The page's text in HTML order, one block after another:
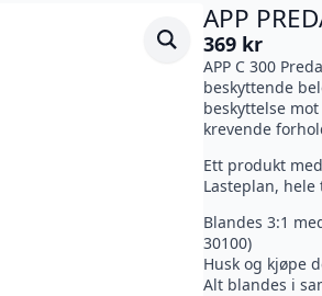
APP
369 kr
APP C 300
beskyttende
beskyttelse
krevende
Ett produkt
Lasteplan,
Blandes 3:1
30100)
Husk og kjøpe
Alt blandes i